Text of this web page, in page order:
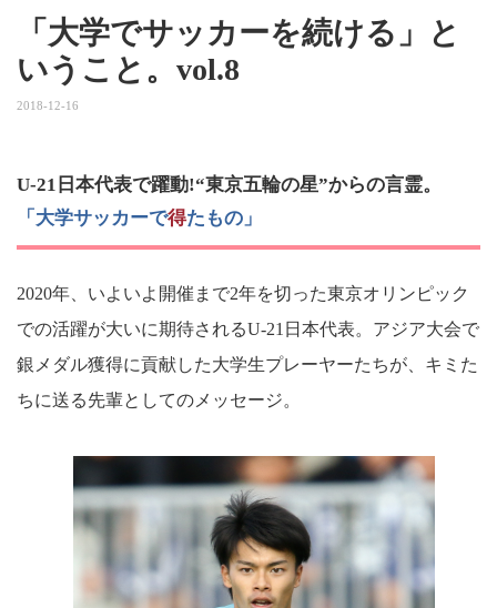
「大学でサッカーを続ける」と
いうこと。vol.8
2018-12-16
U-21日本代表で躍動!“東京五輪の星”からの言霊。
「大学サッカーで得たもの」
2020年、いよいよ開催まで2年を切った東京オリンピック
での活躍が大いに期待されるU-21日本代表。アジア大会で
銀メダル獲得に貢献した大学生プレーヤーたちが、キミた
ちに送る先輩としてのメッセージ。